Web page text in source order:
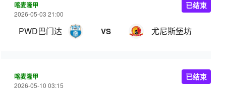
喀麦隆甲
2026-05-03 21:00
PWD巴门达 VS 尤尼斯堡坊
已结束
喀麦隆甲
2026-05-10 03:15
已结束